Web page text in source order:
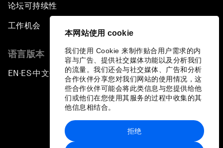
本网站使用 cookie
我们使用 Cookie 来制作贴合用户需求的内
容与广告、提供社交媒体功能以及分析我们
的流量。我们还会与社交媒体、广告和分析
合作伙伴分享您对我们网站的使用情况，这
些合作伙伴可能会将此类信息与您提供给他
们或他们在您使用其服务的过程中收集的其
他信息相结合。
拒绝
论坛可持续性
工作机会
语言版本
EN ▪ES▪中文▪ 日本語